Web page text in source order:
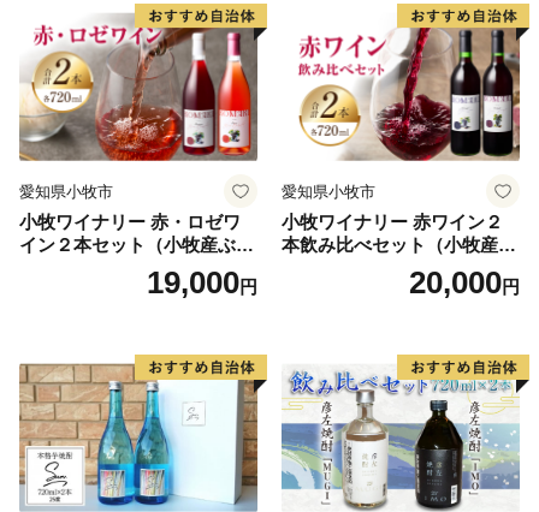
大阪府大阪市中央区南本町１の６の２０
コーユービジネス内 44341
大分県日出町 ふるさと納税 ワンストップ特例申請書
類受付係
HELLO KITTY ©1976, 2020 SANRIO
CO.,LTD.APPROVAL NO.L611294
愛知県小牧市
小牧ワイナリー 赤・ロゼワ
イン２本セット（小牧産ぶど
19,000円
愛知県小牧市
小牧ワイナリー 赤ワイン２
本飲み比べセット（小牧産ぶ
どう100％使用）20,000円